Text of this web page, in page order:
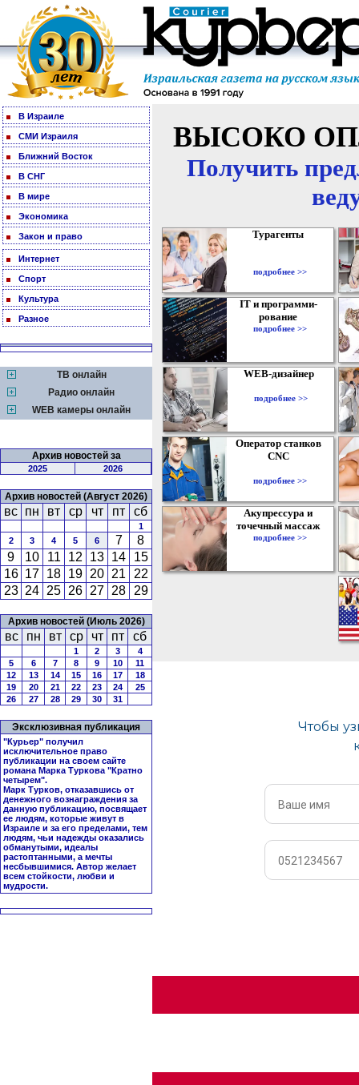
В Израиле
СМИ Израиля
Ближний Восток
В СНГ
В мире
Экономика
Закон и право
Интернет
Спорт
Культура
Разное
ТВ онлайн
Радио онлайн
WEB камеры онлайн
Архив новостей за
2025 2026
Архив новостей (Август 2026)
вс пн вт ср чт пт сб
1
2
3 4 5 6 7
8
9
10 11 12 13 14
15
16 17 18 19 20 21
22
23 24 25 26 27 28 29
Архив новостей (Июль 2026)
вс пн вт ср чт пт сб
1 2 3
4
5
6 7 8 9 10
11
12
13 14 15 16 17
18
19
20 21 22 23 24
25
26
27 28 29 30 31
Эксклюзивная публикация
"Курьер" получил
исключительное право
публикации на своем сайте
романа Марка Туркова "Кратно
четырем".
Марк Турков, отказавшись от
денежного вознаграждения за
данную публикацию, посвящает
ее людям, которые живут в
Израиле и за его пределами, тем
людям, чьи надежды оказались
обманутыми, идеалы
растоптанными, а мечты
несбывшимися. Автор желает
всем стойкости, любви и
мудрости.
ВЫСОКО
Получить
Турагенты
подробнее >>
IT и программи-
рование
подробнее >>
WEB-дизайнер
подробнее >>
Оператор станков
CNC
подробнее >>
Акупрессура и
точечный массаж
подробнее >>